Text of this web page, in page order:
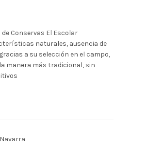
Conservas El Escolar
naturales, ausencia de
a su selección en el campo,
manera más tradicional, sin